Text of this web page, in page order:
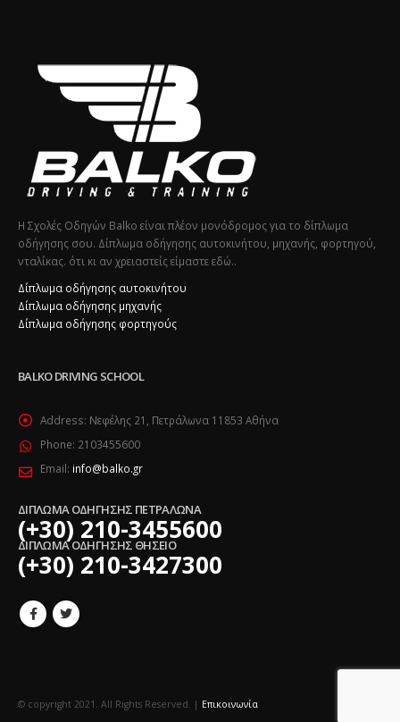
Η Σχολές Οδηγών Balko είναι πλέον μονόδρομος για το δίπλωμα
οδήγησης σου. Δίπλωμα οδήγησης αυτοκινήτου, μηχανής, φορτηγού,
νταλίκας. ότι κι αν χρειαστείς είμαστε εδώ..
Δίπλωμα οδήγησης αυτοκινήτου
Δίπλωμα οδήγησης μηχανής
Δίπλωμα οδήγησης φορτηγούς
BALKO DRIVING SCHOOL
Address: Νεφέλης 21, Πετράλωνα 11853 Αθήνα
Phone: 2103455600
Email: info@balko.gr
ΔΙΠΛΩΜΑ ΟΔΗΓΗΣΗΣ ΠΕΤΡΑΛΩΝΑ
(+30) 210-3455600
ΔΙΠΛΩΜΑ ΟΔΗΓΗΣΗΣ ΘΗΣΕΙΟ
(+30) 210-3427300
© copyright 2021. All Rights Reserved. | Επικοινωνία